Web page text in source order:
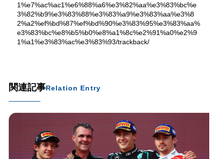
1%e7%ac%ac1%e6%88%a6%e3%82%aa%e3%83%bc%e
3%82%b9%e3%83%88%e3%83%a9%e3%83%aa%e3%8
2%a2%ef%bd%87%ef%bd%90%e3%83%95%e3%83%aa%
e3%83%bc%e8%b5%b0%e8%a1%8c%e2%91%a0%e2%9
1%a1%e3%83%ac%e3%83%93/trackback/
関連記事Relation Entry